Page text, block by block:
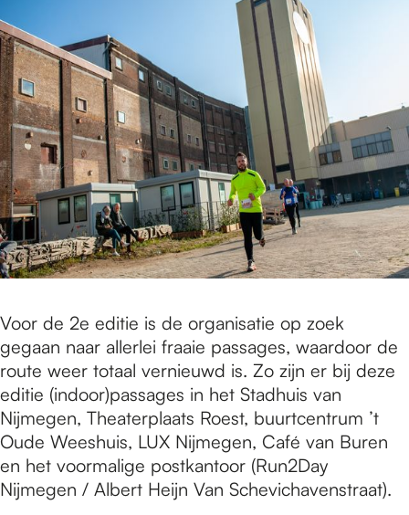
Voor de 2e editie is de organisatie op zoek
gegaan naar allerlei fraaie passages, waardoor de
route weer totaal vernieuwd is. Zo zijn er bij deze
editie (indoor)passages in het Stadhuis van
Nijmegen, Theaterplaats Roest, buurtcentrum ’t
Oude Weeshuis, LUX Nijmegen, Café van Buren
en het voormalige postkantoor (Run2Day
Nijmegen / Albert Heijn Van Schevichavenstraat).